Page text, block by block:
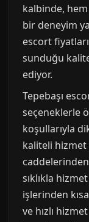
kalbinde,
bir deneyim
escort
sunduğu
ediyor.
Tepebaşı
seçeneklerle
koşullarıyla
kaliteli hizmet
sıklıkla
işlerinden
ve hızlı